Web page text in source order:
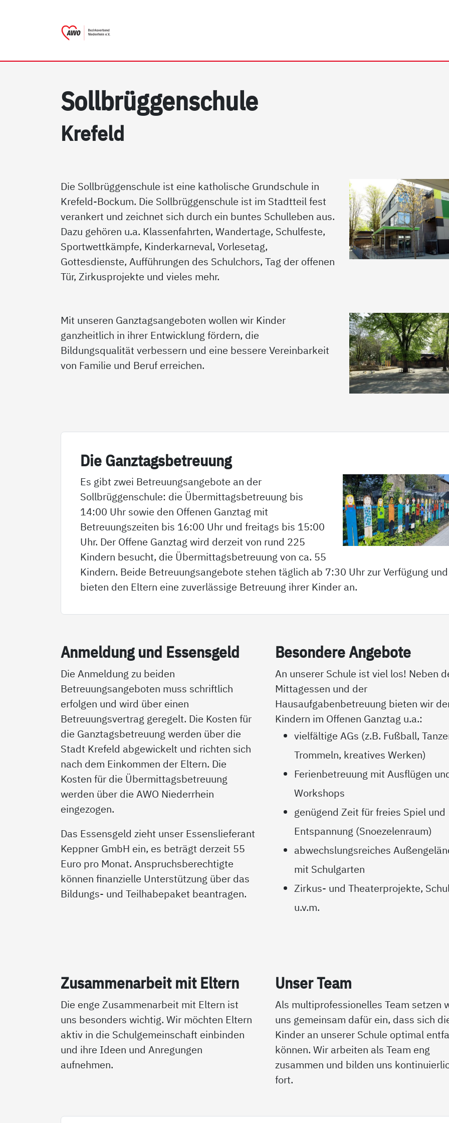
Soll­brüg­gen­schu­le
Kre­feld
Die Sollbrüggenschule ist eine katholische Grundschule in
Krefeld-Bockum. Die Sollbrüggenschule ist im Stadtteil fest
verankert und zeichnet sich durch ein buntes Schulleben aus.
Dazu gehören u.a. Klassenfahrten, Wandertage, Schulfeste,
Sportwettkämpfe, Kinderkarneval, Vorlesetag,
Gottesdienste, Aufführungen des Schulchors, Tag der offenen
Tür, Zirkusprojekte und vieles mehr.
Mit unseren Ganztagsangeboten wollen wir Kinder
ganzheitlich in ihrer Entwicklung fördern, die
Bildungsqualität verbessern und eine bessere Vereinbarkeit
von Familie und Beruf erreichen.
Die Ganz­tags­be­t­reu­ung
Es gibt zwei Betreuungsangebote an der
Sollbrüggenschule: die Übermittagsbetreuung bis
14:00 Uhr sowie den Offenen Ganztag mit
Betreuungszeiten bis 16:00 Uhr und freitags bis 15:00
Uhr. Der Offene Ganztag wird derzeit von rund 225
Kindern besucht, die Übermittagsbetreuung von ca. 55
Kindern. Beide Betreuungsangebote stehen täglich ab 7:30 Uhr zur Verfügung und
bieten den Eltern eine zuverlässige Betreuung ihrer Kinder an.
An­mel­dung und Es­sens­geld
Die Anmeldung zu beiden
Betreuungsangeboten muss schriftlich
erfolgen und wird über einen
Betreuungsvertrag geregelt. Die Kosten für
die Ganztagsbetreuung werden über die
Stadt Krefeld abgewickelt und richten sich
nach dem Einkommen der Eltern. Die
Kosten für die Übermittagsbetreuung
werden über die AWO Niederrhein
eingezogen.
Das Essensgeld zieht unser Essenslieferant
Keppner GmbH ein, es beträgt derzeit 55
Euro pro Monat. Anspruchsberechtigte
können finanzielle Unterstützung über das
Bildungs- und Teilhabepaket beantragen.
Be­son­de­re An­ge­bo­te
An unserer Schule ist viel los! Neben
Mittagessen und der
Hausaufgabenbetreuung bieten wir
Kindern im Offenen Ganztag u.a.:
vielfältige AGs (z.B. Fußball,
Trommeln, kreatives Werken)
Ferienbetreuung mit Ausflügen
Workshops
genügend Zeit für freies Spiel und
Entspannung (Snoezelenraum)
abwechslungsreiches
mit Schulgarten
Zirkus- und Theaterprojekte,
u.v.m.
Zu­sam­men­ar­beit mit El­tern
Die enge Zusammenarbeit mit Eltern ist
uns besonders wichtig. Wir möchten Eltern
aktiv in die Schulgemeinschaft einbinden
und ihre Ideen und Anregungen
aufnehmen.
Un­ser Team
Als multiprofessionelles Team setzen
uns gemeinsam dafür ein, dass sich
Kinder an unserer Schule optimal
können. Wir arbeiten als Team eng
zusammen und bilden uns
fort.